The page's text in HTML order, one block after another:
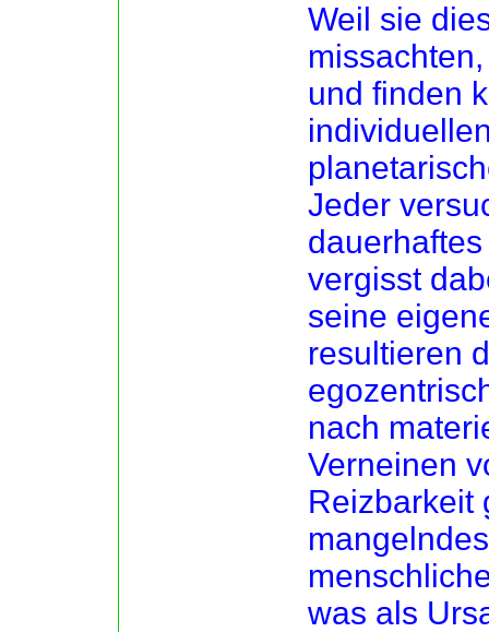
Weil sie
und finden
Jeder
vergisst
seine
resultieren
nach
Verneinen
Reizbarkeit
was als